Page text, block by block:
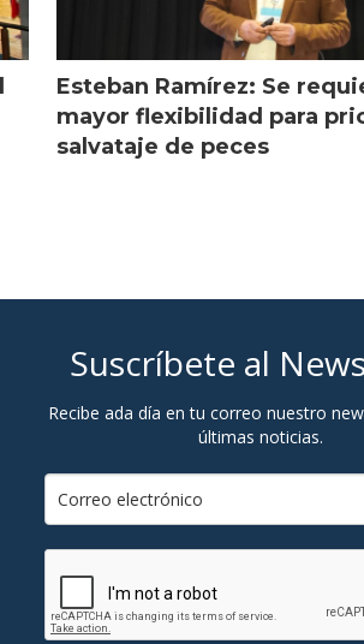
Esteban Ramírez: Se
mayor flexibilidad para
salvataje de peces
Suscríbete al
Recibe ada día en tu correo nuestro
últimas noticias.